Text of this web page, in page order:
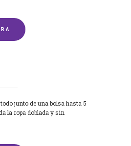
junto de una bolsa hasta 5
la ropa doblada y sin